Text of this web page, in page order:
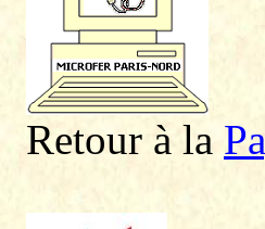
Retour à la P